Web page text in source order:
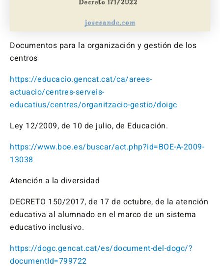
Documentos para la organización y gestión de los
centros
https://educacio.gencat.cat/ca/arees-
actuacio/centres-serveis-
educatius/centres/organitzacio-gestio/doigc
Ley 12/2009, de 10 de julio, de Educación.
https://www.boe.es/buscar/act.php?id=BOE-A-2009-
13038
Atención a la diversidad
DECRETO 150/2017, de 17 de octubre, de la atención
educativa al alumnado en el marco de un sistema
educativo inclusivo.
https://dogc.gencat.cat/es/document-del-dogc/?
documentId=799722